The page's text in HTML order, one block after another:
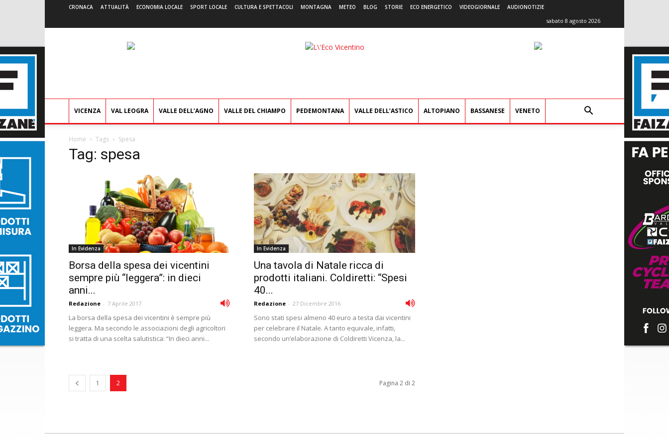
CRONACA ATTUALITÀ ECONOMIA LOCALE SPORT LOCALE CULTURA E SPETTACOLI MONTAGNA METEO BLOG STORIE ECO ENERGETICO VIDEOGIORNALE AUDIONOTIZIE
sabato 8 agosto 2026
L'Eco
VICENZA VAL LEOGRA VALLE DELL’AGNO VALLE DEL CHIAMPO PEDEMONTANA VALLE DELL’ASTICO ALTOPIANO BASSANESE VENETO
Home Tags Spesa
Tag: spesa
In Evidenza
Borsa della spesa dei vicentini
sempre più “leggera”: in dieci
anni...
Redazione - 7 Aprile 2017
La borsa della spesa dei vicentini è sempre più
leggera. Ma secondo le associazioni degli agricoltori
si tratta di una scelta salutistica: “In dieci anni...
In Evidenza
Una tavola di Natale ricca di
prodotti italiani. Coldiretti: “Spesi
40...
Redazione - 27 Dicembre 2016
Sono stati spesi almeno 40 euro a testa dai vicentini
per celebrare il Natale. A tanto equivale, infatti,
secondo un’elaborazione di Coldiretti Vicenza, la...
1 2 Pagina 2 di 2